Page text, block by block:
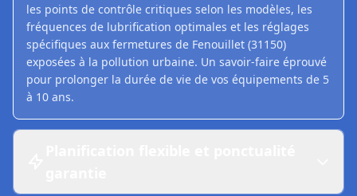
les points de contrôle critiques selon les modèles, les
fréquences de lubrification optimales et les réglages
spécifiques aux fermetures de Fenouillet (31150)
exposées à la pollution urbaine. Un savoir-faire éprouvé
pour prolonger la durée de vie de vos équipements de 5
à 10 ans.